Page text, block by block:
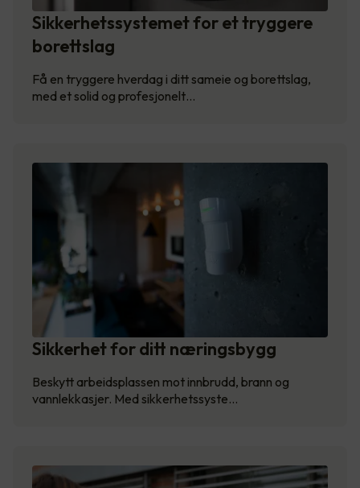
Sikkerhetssystemet for et tryggere
borettslag
Få en tryggere hverdag i ditt sameie og borettslag,
med et solid og profesjonelt…
Sikkerhet for ditt næringsbygg
Beskytt arbeidsplassen mot innbrudd, brann og
vannlekkasjer. Med sikkerhetssyste…